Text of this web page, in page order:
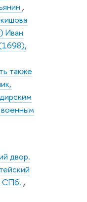
,
Иван
также
двор.
СПб. ,